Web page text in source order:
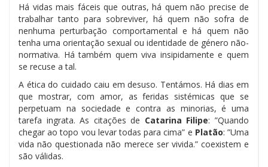
Há vidas mais fáceis que outras, há quem não precise de
trabalhar tanto para sobreviver, há quem não sofra de
nenhuma perturbação comportamental e há quem não
tenha uma orientação sexual ou identidade de género não-
normativa. Há também quem viva insipidamente e quem
se recuse a tal.
A ética do cuidado caiu em desuso. Tentámos. Há dias em
que mostrar, com amor, as feridas sistémicas que se
perpetuam na sociedade e contra as minorias, é uma
tarefa ingrata. As citações de Catarina Filipe: ”Quando
chegar ao topo vou levar todas para cima” e Platão: ”Uma
vida não questionada não merece ser vivida.” coexistem e
são válidas.